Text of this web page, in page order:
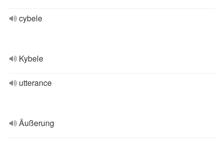
cybele
Kybele
utterance
Äußerung